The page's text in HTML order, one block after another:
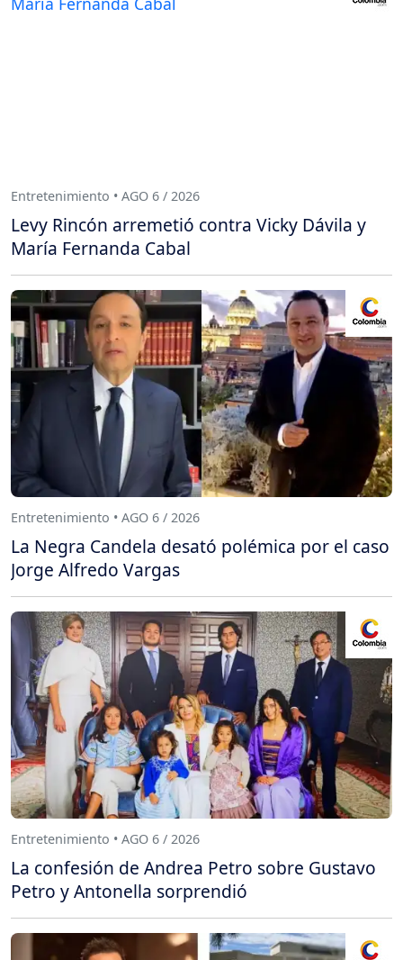
Entretenimiento • AGO 6 / 2026
Levy Rincón arremetió contra Vicky Dávila y
María Fernanda Cabal
Entretenimiento • AGO 6 / 2026
La Negra Candela desató polémica por el caso
Jorge Alfredo Vargas
Entretenimiento • AGO 6 / 2026
La confesión de Andrea Petro sobre Gustavo
Petro y Antonella sorprendió